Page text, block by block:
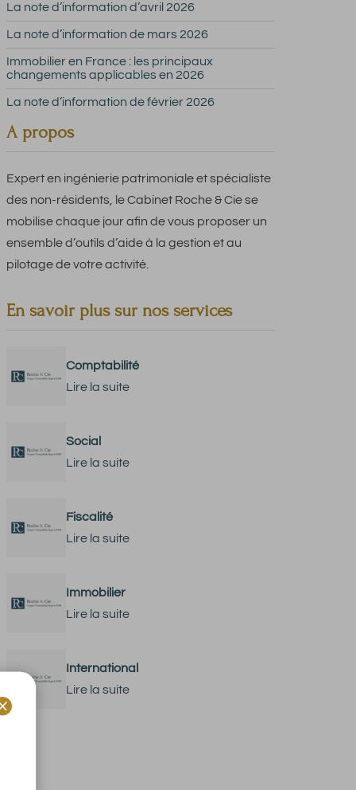
La note d’information d’avril 2026
La note d’information de mars 2026
Immobilier en France : les principaux
changements applicables en 2026
La note d’information de février 2026
A propos
Expert en ingénierie patrimoniale et spécialiste
des non-résidents, le Cabinet Roche & Cie se
mobilise chaque jour afin de vous proposer un
ensemble d’outils d’aide à la gestion et au
pilotage de votre activité.
En savoir plus sur nos services
Comptabilité
Lire la suite
Social
Lire la suite
Fiscalité
Lire la suite
Immobilier
Lire la suite
International
Lire la suite